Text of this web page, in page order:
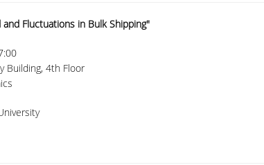
Fluctuations in Bulk Shipping"
Building, 4th Floor